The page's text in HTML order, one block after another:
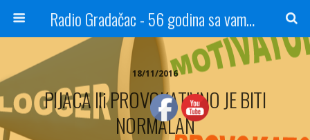
Radio Gradačac - 56 godina sa vama...
18/11/2016
PIJACA Ili PROVOKATIVNO JE BITI
NORMALAN